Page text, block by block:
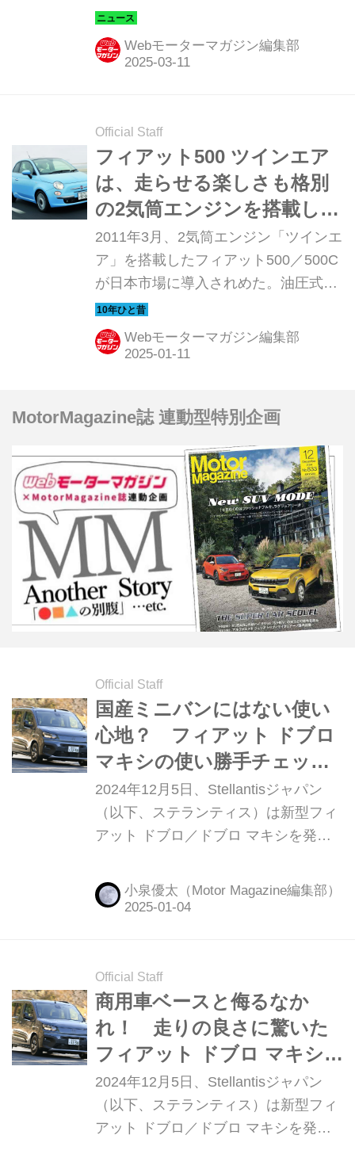
「600（セイチェント）ハイブリッ
ド」を同年6月ごろ発売すると発表。
それに先駆けてティザーサイトを公開
Webモーターマガジン編集部
Official Staff
フィアット500 ツインエア
は、走らせる楽しさも格別
の2気筒エンジンを搭載して
いた【10年ひと昔の新車】
2011年3月、2気筒エンジン「ツインエ
ア」を搭載したフィアット500／500C
が日本市場に導入されめた。油圧式の
吸気バルブシステム「マルチエア」が
採用されることでダウンサイジングを
実現した画期的なユニットで、大きな
目を集めた。Motor Magazine誌は上陸
間もなく独自テストを行ってるので、
今回はその模様を振り返ってみよう。
（以下の試乗記は、Motor Magazine
2011年5月号より）
Webモーターマガジン編集部
MotorMagazine誌 連動型特別企画
Official Staff
国産ミニバンにはない使い
心地？ フィアット ドブロ
マキシの使い勝手チェック
【後編】
2024年12月5日、Stellantisジャパン
（以下、ステランティス）は新型フィ
アット ドブロ／ドブロ マキシを発売
ディモデル「ドブロ マキシ」に試乗、
その走り中心にレポートしましたが、
小泉優太（Motor Magazine編集部）
Official Staff
商用車ベースと侮るなか
れ！ 走りの良さに驚いた
フィアット ドブロ マキシ
試乗レポート【前編】
2024年12月5日、Stellantisジャパン
（以下、ステランティス）は新型フィ
アット ドブロ／ドブロ マキシを発売